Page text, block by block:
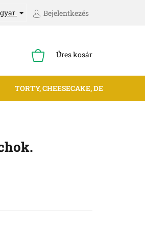
Bejelentkezés
KOSÁR
Üres kosár
TORTY, CHEESECAKE, DEZERTY